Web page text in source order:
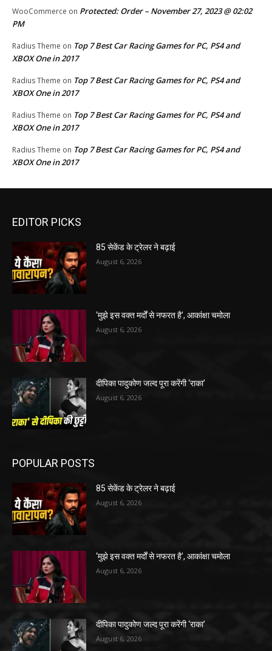
WooCommerce on Protected: Order – November 27, 2023 @ 02:02
PM
Radius Theme on Top 7 Best Car Racing Games for PC, PS4 and
XBOX One in 2017
Radius Theme on Top 7 Best Car Racing Games for PC, PS4 and
XBOX One in 2017
Radius Theme on Top 7 Best Car Racing Games for PC, PS4 and
XBOX One in 2017
Radius Theme on Top 7 Best Car Racing Games for PC, PS4 and
XBOX One in 2017
EDITOR PICKS
85 सेकेंड के ट्रेलर ने बढ़ाई
August 6, 2026
‘मुझे इस वक्त मर्दों से नफरत है’, आकांक्षा चमोला
August 6, 2026
दीपिका पादुकोण जल्द पूरा करेंगी ‘राका’
August 6, 2026
POPULAR POSTS
85 सेकेंड के ट्रेलर ने बढ़ाई
August 6, 2026
‘मुझे इस वक्त मर्दों से नफरत है’, आकांक्षा चमोला
August 6, 2026
दीपिका पादुकोण जल्द पूरा करेंगी ‘राका’
August 6, 2026